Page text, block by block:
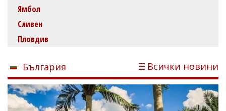
Ямбол
Сливен
Пловдив
България Всички новини